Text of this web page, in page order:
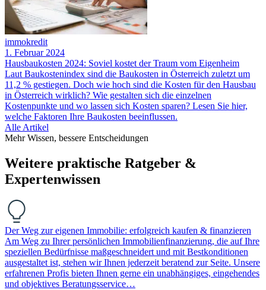
immokredit
1. Februar 2024
Hausbaukosten 2024: Soviel kostet der Traum vom Eigenheim
Laut Baukostenindex sind die Baukosten in Österreich zuletzt um
11,2 % gestiegen. Doch wie hoch sind die Kosten für den Hausbau
in Österreich wirklich? Wie gestalten sich die einzelnen
Kostenpunkte und wo lassen sich Kosten sparen? Lesen Sie hier,
welche Faktoren Ihre Baukosten beeinflussen.
Alle Artikel
Mehr Wissen, bessere Entscheidungen
Weitere praktische Ratgeber &
Expertenwissen
Der Weg zur eigenen Immobilie: erfolgreich kaufen & finanzieren
Am Weg zu Ihrer persönlichen Immobilienfinanzierung, die auf Ihre
speziellen Bedürfnisse maßgeschneidert und mit Bestkonditionen
ausgestaltet ist, stehen wir Ihnen jederzeit beratend zur Seite. Unsere
erfahrenen Profis bieten Ihnen gerne ein unabhängiges, eingehendes
und objektives Beratungsservice…